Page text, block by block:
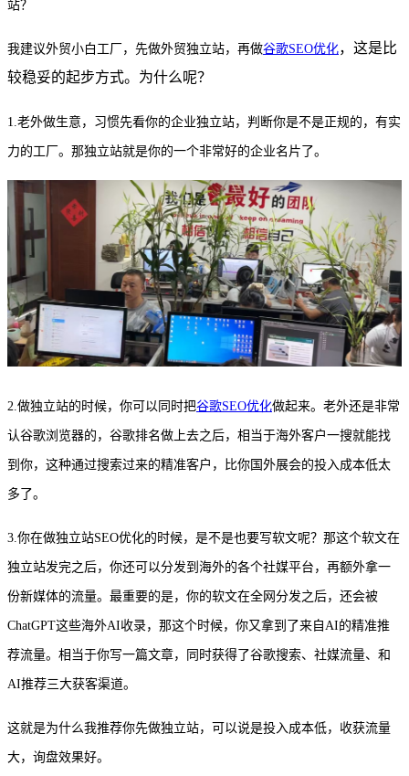
站？
我建议外贸小白工厂，先做外贸独立站，再做谷歌SEO优化，这是比
较稳妥的起步方式。为什么呢？
1.老外做生意，习惯先看你的企业独立站，判断你是不是正规的，有实
力的工厂。那独立站就是你的一个非常好的企业名片了。
2.做独立站的时候，你可以同时把谷歌SEO优化做起来。老外还是非常
认谷歌浏览器的，谷歌排名做上去之后，相当于海外客户一搜就能找
到你，这种通过搜索过来的精准客户，比你国外展会的投入成本低太
多了。
3.你在做独立站SEO优化的时候，是不是也要写软文呢？那这个软文在
独立站发完之后，你还可以分发到海外的各个社媒平台，再额外拿一
份新媒体的流量。最重要的是，你的软文在全网分发之后，还会被
ChatGPT这些海外AI收录，那这个时候，你又拿到了来自AI的精准推
荐流量。相当于你写一篇文章，同时获得了谷歌搜索、社媒流量、和
AI推荐三大获客渠道。
这就是为什么我推荐你先做独立站，可以说是投入成本低，收获流量
大，询盘效果好。